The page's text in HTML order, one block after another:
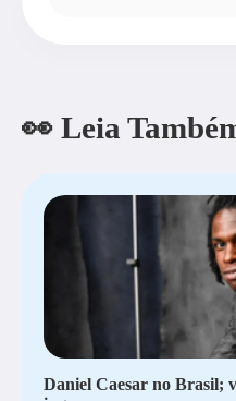
👀 Leia
Daniel Caesar no Brasil;